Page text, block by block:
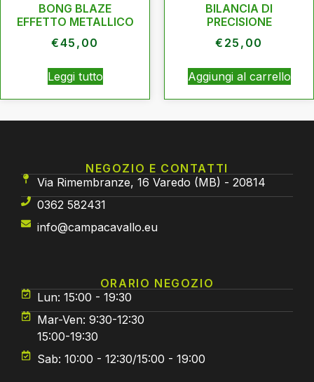
BONG BLAZE
EFFETTO METALLICO
€45,00
Leggi tutto
BILANCIA DI
PRECISIONE
€ 25,00
Aggiungi al carrello
NEGOZIO E CONTATTI
Via Rimembranze, 16 Varedo (MB) - 20814
0362 582431
info@campacavallo.eu
ORARIO NEGOZIO
Lun: 15:00 - 19:30
Mar-Ven: 9:30-12:30
15:00-19:30
Sab: 10:00 - 12:30/15:00 - 19:00